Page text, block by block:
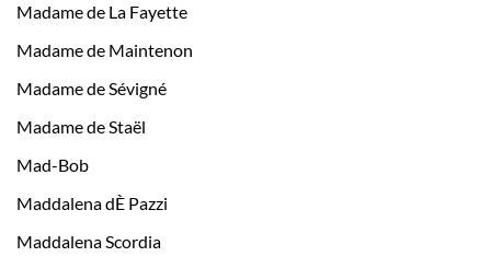
Madame de La Fayette
Madame de Maintenon
Madame de Sévigné
Madame de Staël
Mad-Bob
Maddalena dÈ Pazzi
Maddalena Scordia